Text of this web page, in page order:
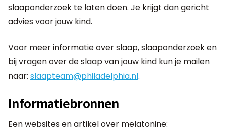
slaaponderzoek te laten doen. Je krijgt dan gericht
advies voor jouw kind.
Voor meer informatie over slaap, slaaponderzoek en
bij vragen over de slaap van jouw kind kun je mailen
naar: slaapteam@philadelphia.nl.
Informatiebronnen
Een websites en artikel over melatonine: